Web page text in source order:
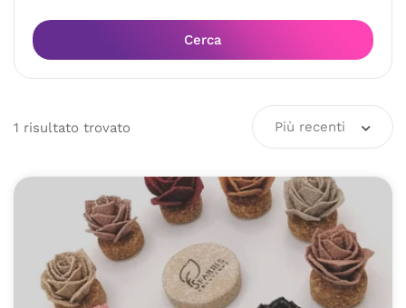
Cerca
1 risultato trovato Più recenti